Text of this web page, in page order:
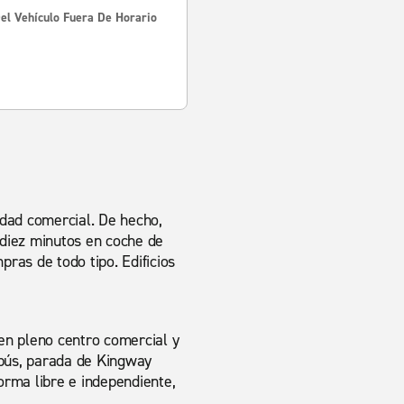
Vehículo Fuera De Horario
comercial. De hecho,
minutos en coche de
de todo tipo. Edificios
pleno centro comercial y
parada de Kingway
libre e independiente,